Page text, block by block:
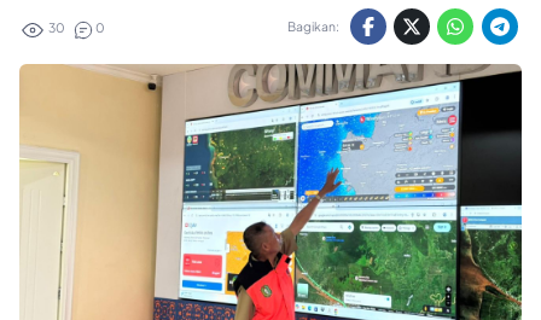
30 0 Bagikan: